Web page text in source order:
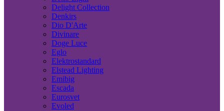
Delight Collection
Denkirs
Dio D'Arte
Divinare
Doge Luce
Eglo
Elektrostandard
Elstead Lighting
Emibig
Escada
Eurosvet
Evoled